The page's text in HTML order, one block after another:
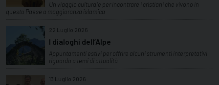
Un viaggio culturale per incontrare i cristiani che vivono in
questo Paese a maggioranza islamica
22 Luglio 2026
I dialoghi dell’Alpe
Appuntamenti estivi per offrire alcuni strumenti interpretativi
riguardo a temi di attualità
13 Luglio 2026